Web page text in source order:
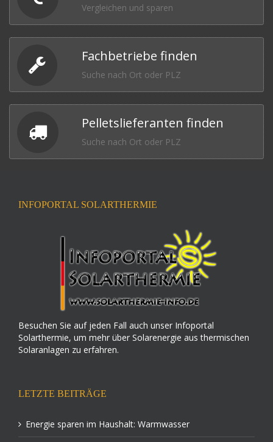
Vergleichen und sparen
Fachbetriebe finden
Suche nach Ort oder PLZ
Pelletslieferanten finden
Suche nach Ort oder PLZ
INFOPORTAL SOLARTHERMIE
Besuchen Sie auf jeden Fall auch unser Infoportal
Solarthermie, um mehr über Solarenergie aus thermischen
Solaranlagen zu erfahren.
LETZTE BEITRÄGE
Energie sparen im Haushalt: Warmwasser